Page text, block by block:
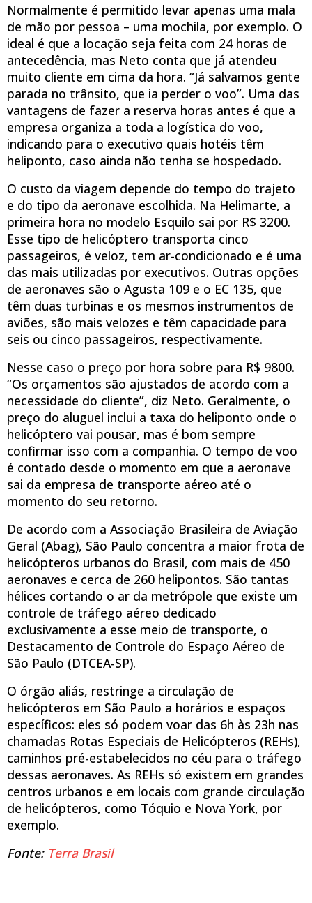
Normalmente é permitido levar apenas uma mala
de mão por pessoa – uma mochila, por exemplo. O
ideal é que a locação seja feita com 24 horas de
antecedência, mas Neto conta que já atendeu
muito cliente em cima da hora. “Já salvamos gente
parada no trânsito, que ia perder o voo”. Uma das
vantagens de fazer a reserva horas antes é que a
empresa organiza a toda a logística do voo,
indicando para o executivo quais hotéis têm
heliponto, caso ainda não tenha se hospedado.
O custo da viagem depende do tempo do trajeto
e do tipo da aeronave escolhida. Na Helimarte, a
primeira hora no modelo Esquilo sai por R$ 3200.
Esse tipo de helicóptero transporta cinco
passageiros, é veloz, tem ar-condicionado e é uma
das mais utilizadas por executivos. Outras opções
de aeronaves são o Agusta 109 e o EC 135, que
têm duas turbinas e os mesmos instrumentos de
aviões, são mais velozes e têm capacidade para
seis ou cinco passageiros, respectivamente.
Nesse caso o preço por hora sobre para R$ 9800.
“Os orçamentos são ajustados de acordo com a
necessidade do cliente”, diz Neto. Geralmente, o
preço do aluguel inclui a taxa do heliponto onde o
helicóptero vai pousar, mas é bom sempre
confirmar isso com a companhia. O tempo de voo
é contado desde o momento em que a aeronave
sai da empresa de transporte aéreo até o
momento do seu retorno.
De acordo com a Associação Brasileira de Aviação
Geral (Abag), São Paulo concentra a maior frota de
helicópteros urbanos do Brasil, com mais de 450
aeronaves e cerca de 260 helipontos. São tantas
hélices cortando o ar da metrópole que existe um
controle de tráfego aéreo dedicado
exclusivamente a esse meio de transporte, o
Destacamento de Controle do Espaço Aéreo de
São Paulo (DTCEA-SP).
O órgão aliás, restringe a circulação de
helicópteros em São Paulo a horários e espaços
específicos: eles só podem voar das 6h às 23h nas
chamadas Rotas Especiais de Helicópteros (REHs),
caminhos pré-estabelecidos no céu para o tráfego
dessas aeronaves. As REHs só existem em grandes
centros urbanos e em locais com grande circulação
de helicópteros, como Tóquio e Nova York, por
exemplo.
Fonte: Terra Brasil